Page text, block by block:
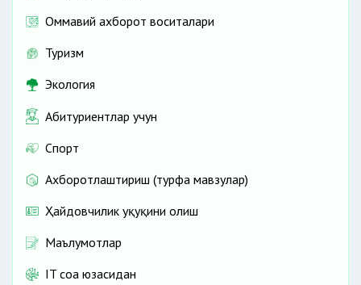
Оммавий ахборот воситалари
Туризм
Экология
Абитуриентлар учун
Спорт
Ахборотлаштириш (турфа мавзулар)
Ҳайдовчилик ҳуқуқини олиш
Маълумотлар
IT соҳа юзасидан